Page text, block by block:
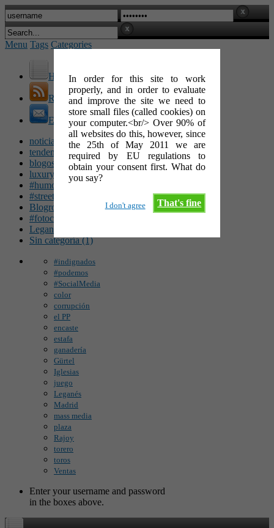
In order for this site to work
properly, and in order to evaluate
and improve the site we need to
store small files (called cookies) on
your computer.<br/> Over 90% of
all websites do this, however, since
the 25th of May 2011 we are
required by EU regulations to
obtain your consent first. What do
you say?
That's fine
I don't agree
Menu Tags Categories
Home
RSS Feed
E-Mail
noticias (142)
tendencias (100)
blogosfera (62)
luxury (49)
#humor (47)
#streetart (34)
Blogroll (26)
#fotocinéfila (25)
Leganés (16)
Sin categoría (1)
#indignados
#podemos
#SocialMedia
color
corrupción
el PP
encaste
estafa
ganadería
Gürtel
Iglesias
juego
Leganés
Madrid
mass media
plaza
Rajoy
torero
toros
Ventas
Enter your username and password
in the boxes above.